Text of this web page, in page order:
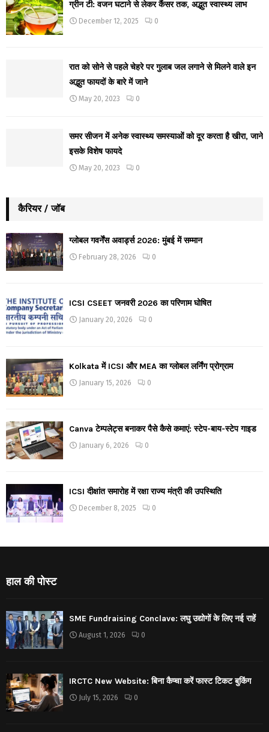
ग्रीन टी: वजन घटाने से लेकर कैंसर तक, अद्भुत स्वास्थ्य लाभ
December 12, 2025 0
रात को सोने से पहले चेहरे पर गुलाब जल लगाने से मिलने वाले इन
अद्भुत फायदों के बारे में जाने
May 20, 2023 0
समर सीजन में अनेक स्वास्थ्य समस्याओं को दूर करता है खीरा, जाने
इसके विशेष फायदे
May 20, 2023 0
कैरियर / जॉब
ग्लोबल गवर्नेंस अवार्ड्स 2026: मुंबई में सम्मान
February 28, 2026 0
ICSI CSEET जनवरी 2026 का परिणाम घोषित
January 20, 2026 0
Kolkata में ICSI और MEA का ग्लोबल लर्निंग प्रोग्राम
January 15, 2026 0
Canva टेम्पलेट्स बनाकर पैसे कैसे कमाएं: स्टेप-बाय-स्टेप गाइड
January 6, 2026 0
ICSI दीक्षांत समारोह में रक्षा राज्य मंत्री की उपस्थिति
December 8, 2025 0
हाल की पोस्ट
SME Fundraising Conclave: लघु उद्योगों के लिए नई राहें
August 1, 2026 0
IRCTC New Website: बिना कैप्चा करें फास्ट टिकट बुकिंग
July 15, 2026 0